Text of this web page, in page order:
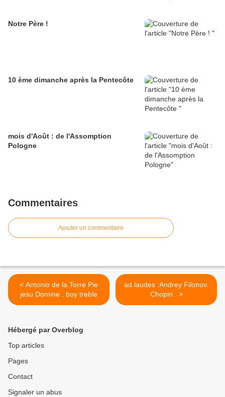
Notre Père !
10 ème dimanche après la Pentecôte
mois d'Août : de l'Assomption
Pologne
Commentaires
Ajouter un commentaire
< Antonio de la Torre Pie
jesu Domine . boy treble
ad laudes :Andrey Filonov.
Chopin . >
Hébergé par Overblog
Top articles
Pages
Contact
Signaler un abus